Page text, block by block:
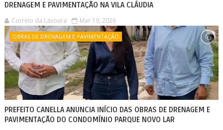
DRENAGEM E PAVIMENTAÇÃO NA VILA CLÁUDIA
Correio da Lavoura Mar 19, 2026
OBRAS DE DRENAGEM E PAVIMENTAÇÃO
PREFEITO CANELLA ANUNCIA INÍCIO DAS OBRAS DE DRENAGEM E
PAVIMENTAÇÃO DO CONDOMÍNIO PARQUE NOVO LAR